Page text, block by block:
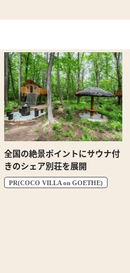
全国の絶景ポイントにサウナ付
きのシェア別荘を展開
PR(COCO VILLA on GOETHE)